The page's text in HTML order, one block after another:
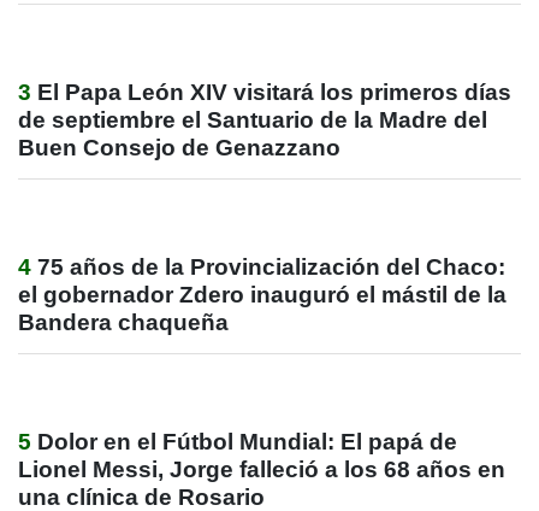
3 El Papa León XIV visitará los primeros días
de septiembre el Santuario de la Madre del
Buen Consejo de Genazzano
4 75 años de la Provincialización del Chaco:
el gobernador Zdero inauguró el mástil de la
Bandera chaqueña
5 Dolor en el Fútbol Mundial: El papá de
Lionel Messi, Jorge falleció a los 68 años en
una clínica de Rosario